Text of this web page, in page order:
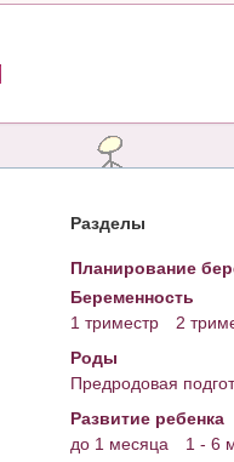
Разделы
Планирование
Беременность
1 триместр
2
Роды
Предродовая
Развитие ребенка
до 1 месяца
1 - 6